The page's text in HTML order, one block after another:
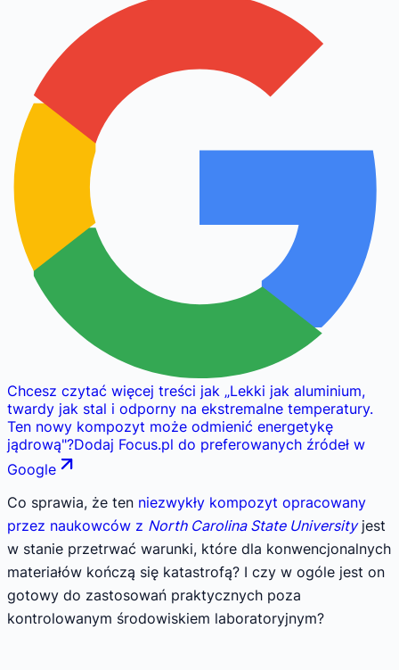
Chcesz czytać więcej treści jak „Lekki jak aluminium,
twardy jak stal i odporny na ekstremalne temperatury.
Ten nowy kompozyt może odmienić energetykę
jądrową"?Dodaj Focus.pl do preferowanych źródeł w
Google
Co sprawia, że ten niezwykły kompozyt opracowany
przez naukowców z North Carolina State Universityjest
w stanie przetrwać warunki, które dla konwencjonalnych
materiałów kończą się katastrofą? I czy w ogóle jest on
gotowy do zastosowań praktycznych poza
kontrolowanym środowiskiem laboratoryjnym?